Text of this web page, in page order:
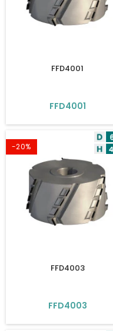
FFD4001
FFD4001
-20%
FFD4003
FFD4003